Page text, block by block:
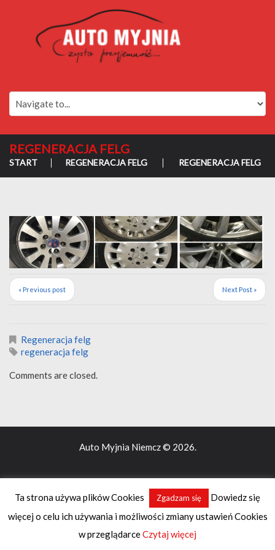
REGENERACJA FELG
START REGENERACJA FELG REGENERACJA FELG
« Previous post Next Post »
Regeneracja felg
regeneracja felg
Comments are closed.
Auto Myjnia Niemcz© 2026.
Ta strona używa plików Cookies Zgadzam się
Dowiedz się
więcej o celu ich używania i możliwości zmiany ustawień Cookies
w przeglądarceCzytaj więcej